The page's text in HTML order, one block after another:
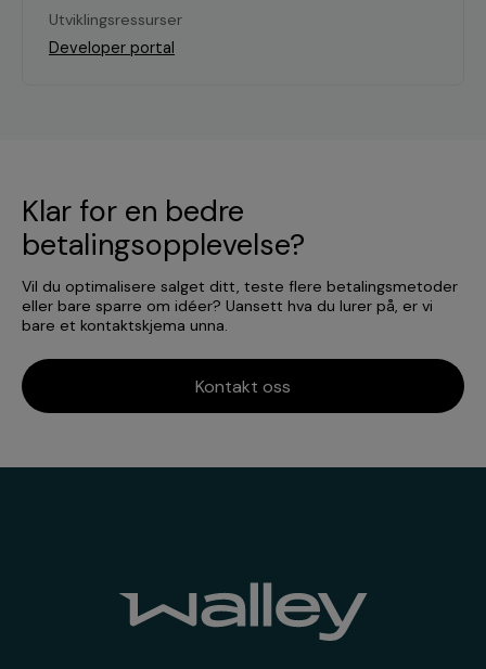
Utviklingsressurser
Developer portal
Klar for en bedre
betalingsopplevelse?
Vil du optimalisere salget ditt, teste flere betalingsmetoder
eller bare sparre om idéer? Uansett hva du lurer på, er vi
bare et kontaktskjema unna.
Kontakt oss